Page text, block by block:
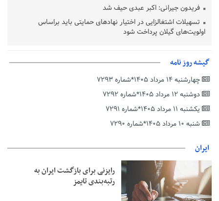
فریدون جیرانی: اکبر عبدی حیف شد
تسهیلات اشتغالزایی در اختیار نهادهای حمایتی باید براساس
اولویت‌های گیلان پرداخت شود
دفتر رهبر انقلاب: مطالب خارج از مراجع رسمی فاقد سندیت است
بقائی: فضای مذاکرات فنی و سیاسی ایران و عمان درباره تنگه هرمز،
مثبت است
رئیس سازمان جهاد کشاورزی استان: کشاورزان گیلان نسبت به
دریافت یارانه کود اقدام کنند
گیشه روز نامه
چهارشنبه ۱۴ مرداد ۱۴۰۵*شماره ۷۲۹۳
دوشنبه ۱۲ مرداد ۱۴۰۵*شماره ۷۲۹۲
یکشنبه ۱۱ مرداد ۱۴۰۵*شماره ۷۲۹۱
شنبه ۱۰ مرداد ۱۴۰۵*شماره ۷۲۹۰
ایران
رایزنی برای بازگشت ایران به
رتبه‌بندی تایمز